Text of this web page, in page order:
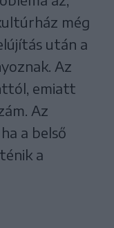
még
után a
Az
emiatt
Az
a belső
a